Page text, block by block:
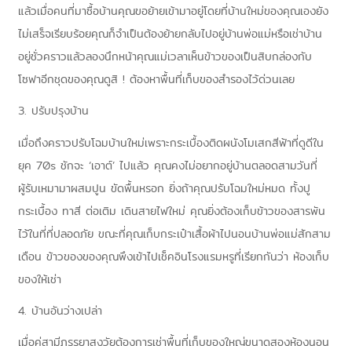
แล้วเมื่อคนที่มาซื้อบ้านคุณขอย้ายเข้ามาอยู่โดยที่บ้านใหม่ของคุณเองยัง
ไม่เสร็จเรียบร้อยคุณก็จำเป็นต้องย้ายกลับไปอยู่บ้านพ่อแม่หรือเช่าบ้าน
อยู่ชั่วคราวแล้วลองนึกหน้าคุณแม่เวลาเห็นข้าวของเป็นสิบกล่องกับ
โซฟาอีกชุดของคุณดูสิ ! ต้องหาพื้นที่เก็บของสำรองไว้ด่วนเลย
3. ปรับปรุงบ้าน
เมื่อถึงคราวปรับโฉมบ้านใหม่เพราะกระเบื้องติดผนังโมเสกสีฟ้าที่ดูดีใน
ยุค 70s ชักจะ ‘เอาต์’ ไปแล้ว คุณคงไม่อยากอยู่บ้านตลอดสามวันที่
ผู้รับเหมามาผสมปูน ขัดพื้นหรอก ยิ่งถ้าคุณปรับโฉมใหม่หมด ทั้งปู
กระเบื้อง ทาสี ต่อเติม เดินสายไฟใหม่ คุณยิ่งต้องเก็บข้าวของสารพัน
ไว้ในที่ที่ปลอดภัย ขณะที่คุณเก็บกระเป๋าเสื้อผ้าไปนอนบ้านพ่อแม่สักสาม
เดือน ข้าวของของคุณพึงเข้าไปเช็คอินโรงแรมหรูที่เรียกกันว่า ห้องเก็บ
ของให้เช่า
4. บ้านอันว่างเปล่า
เมื่อคู่สามีภรรยาสูงวัยต้องการเช่าพื้นที่เก็บของใหญ่ขนาดสองห้องนอน